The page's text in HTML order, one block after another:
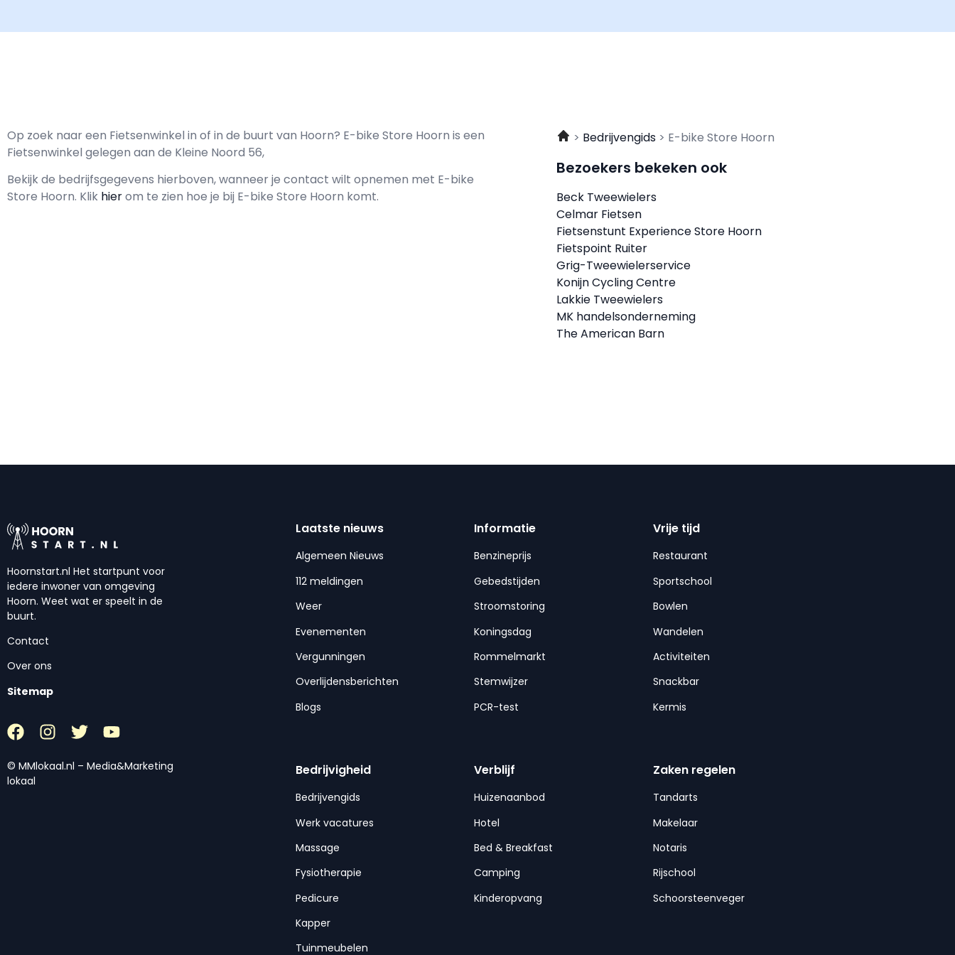
Op zoek naar een Fietsenwinkel in of in de buurt van Hoorn? E-bike Store Hoorn is een
Fietsenwinkel gelegen aan de Kleine Noord 56,
Bekijk de bedrijfsgegevens hierboven, wanneer je contact wilt opnemen met E-bike
Store Hoorn. Klik hierom te zien hoe je bij E-bike Store Hoorn komt.
Bedrijvengids E-bike Store Hoorn
Bezoekers bekeken ook
Beck Tweewielers
Celmar Fietsen
Fietsenstunt Experience Store Hoorn
Fietspoint Ruiter
Grig-Tweewielerservice
Konijn Cycling Centre
Lakkie Tweewielers
MK handelsonderneming
The American Barn
Hoornstart.nl Het startpunt voor
iedere inwoner van omgeving
Hoorn. Weet wat er speelt in de
buurt.
Contact
Over ons
Sitemap
© MMlokaal.nl – Media&Marketing
lokaal
Laatste nieuws
Algemeen Nieuws
112 meldingen
Weer
Evenementen
Vergunningen
Overlijdensberichten
Blogs
Informatie
Benzineprijs
Gebedstijden
Stroomstoring
Koningsdag
Rommelmarkt
Stemwijzer
PCR-test
Vrije tijd
Restaurant
Sportschool
Bowlen
Wandelen
Activiteiten
Snackbar
Kermis
Bedrijvigheid
Bedrijvengids
Werk vacatures
Massage
Fysiotherapie
Pedicure
Kapper
Tuinmeubelen
Verblijf
Huizenaanbod
Hotel
Bed & Breakfast
Camping
Kinderopvang
Zaken regelen
Tandarts
Makelaar
Notaris
Rijschool
Schoorsteenveger